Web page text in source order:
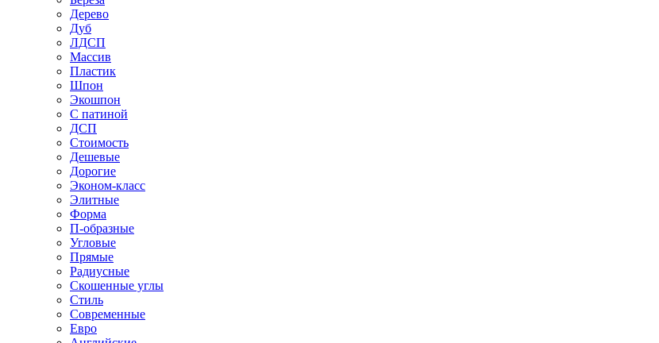
Дерево
Дуб
ЛДСП
Массив
Пластик
Шпон
Экошпон
С патиной
ДСП
Стоимость
Дешевые
Дорогие
Эконом-класс
Элитные
Форма
П-образные
Угловые
Прямые
Радиусные
Скошенные углы
Стиль
Современные
Евро